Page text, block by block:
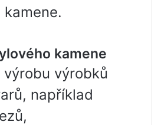
kamene
výrobků
například